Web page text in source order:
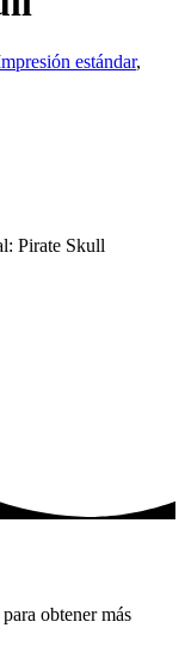
estándar,
Pirate Skull
obtener más